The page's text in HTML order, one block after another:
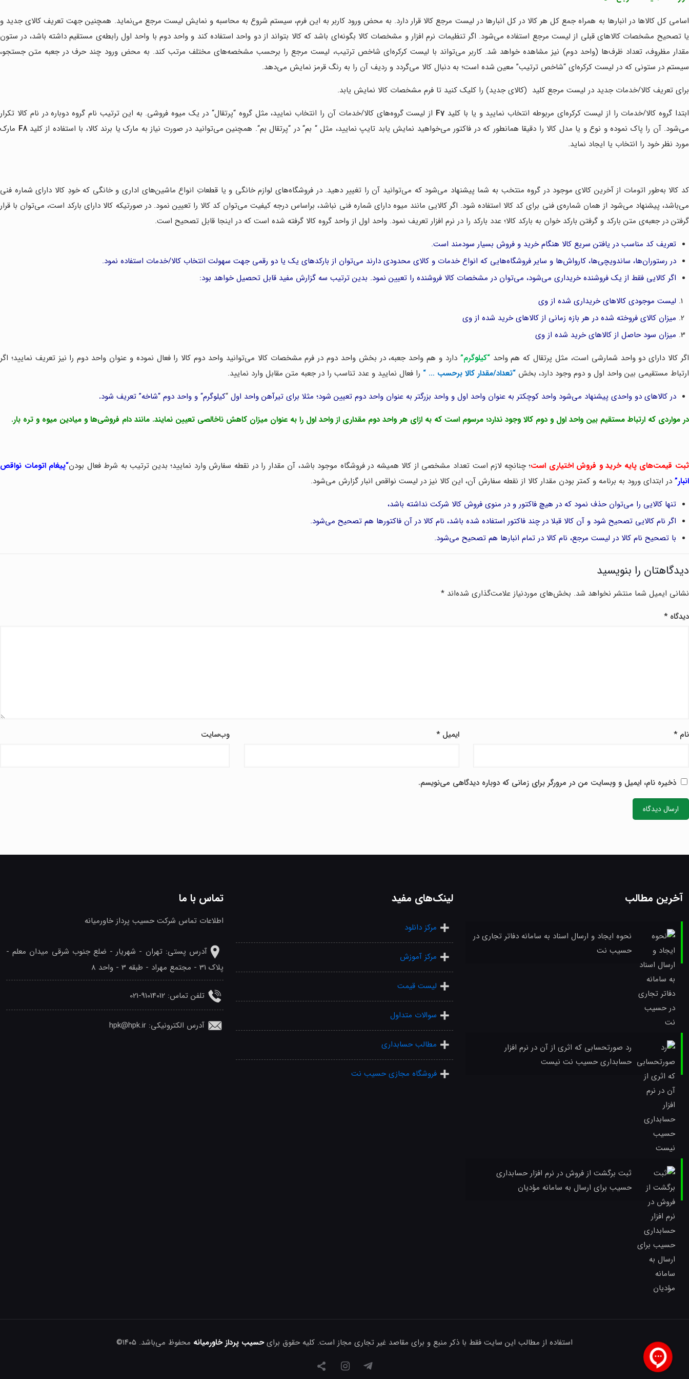
اسامی کل کالاها در انبارها به همراه جمع کل هر کالا در کل انبارها در لیست مرجع کالا قرار دارد. به محض ورود کاربر به این فرم، سیستم شروع به محاسبه و نمایش لیست مرجع می‌نماید. همچنین جهت تعریف کالای جدید و
یا تصحیح مشخصات کالاهای قبلی از لیست مرجع استفاده می‌شود. اگر تنظیمات نرم افزار و مشخصات کالا بگونه‌ای باشد که کالا بتواند از دو واحد استفاده کند و واحد دوم با واحد اول رابطه‌ی مستقیم داشته باشد، در ستون
مقدار مظروف، تعداد ظرف‌ها (واحد دوم) نیز مشاهده خواهد شد. کاربر می‌تواند با لیست کرکره‌ای شاخص ترتیب، لیست مرجع را برحسب مشخصه‌های مختلف مرتب کند. به محض ورود چند حرف در جعبه متن جستجو،
سیستم در ستونی که در لیست کرکره‌ای “شاخص ترتیب” معین شده است؛ به دنبال کالا می‌گردد و ردیف آن را به رنگ قرمز نمایش می‌دهد.
برای تعریف کالا/خدمات جدید در لیست مرجع کلید (کالای جدید) را کلیک کنید تا فرم مشخصات کالا نمایش یابد.
ابتدا گروه کالا/خدمات را از لیست کرکره‌ای مربوطه انتخاب نمایید و یا با کلید
از لیست گروه‌های کالا/خدمات آن را انتخاب نمایید، مثل گروه“پرتقال“ در یک میوه فروشی. به این ترتیب نام گروه دوباره در نام کالا تکرار
می‌شود. آن را پاک نموده و نوع و یا مدل کالا را دقیقا همانطور که در فاکتور می‌خواهید نمایش یابد تایپ نمایید، مثل“ بم“در “پرتقال بم“. همچنین می‌توانید در صورت نیاز به مارک یا برند کالا، با استفاده از کلیدF8 مارک
مورد نظر خود را انتخاب یا ایجاد نماید.
کد کالا به‌طور اتومات از آخرین کالای موجود در گروه منتخب به شما پیشنهاد می‌شود که می‌توانید آن را تغییر دهید. در فروشگاه‌های لوازم خانگی و یا قطعاتِ انواع ماشین‌های اداری و خانگی که خودِ کالا دارای شماره فنی
می‌باشد، پیشنهاد می‌شود از همان شماره‌ی فنی برای کد کالا استفاده شود. اگر کالایی مانند میوه دارای شماره فنی نباشد، براساس درجه کیفیت می‌توان کد کالا را تعیین نمود. در صورتیکه کالا دارای بارکد است، می‌توان با قرار
گرفتن در جعبه‌ی متن بارکد و گرفتن بارکد خوان به بارکد کالا؛ عدد بارکد را در نرم افزار تعریف نمود. واحد اول از واحد گروه کالا گرفته شده است که در اینجا قابل تصحیح است.
تعریف کد مناسب در یافتن سریع کالا هنگام خرید و فروش بسیار سودمند است.
در رستوران‌ها، ساندویچی‌ها، کارواش‌ها و سایر فروشگاه‌هایی که انواع خدمات و کالای محدودی دارند می‌توان از بارکدهای یک یا دو رقمی جهت سهولت انتخاب کالا/خدمات استفاده نمود.
اگر کالایی فقط از یک فروشنده خریداری می‌شود، می‌توان در مشخصات کالا فروشنده را تعیین نمود. بدین ترتیب سه گزارش مفید قابل تحصیل خواهد بود:
لیست موجودی کالاهای خریداری شده از وی
میزان کالای فروخته شده در هر بازه زمانی از کالاهای خرید شده از وی
میزان سود حاصل از کالاهای خرید شده از وی
اگر کالا دارای دو واحد شمارشی است، مثل پرتقال که هم واحد“کیلوگرم” دارد و هم واحد جعبه، در بخش واحد دوم در فرم مشخصات کالا می‌توانید واحد دوم کالا را فعال نموده و عنوان واحد دوم را نیز تعریف نمایید؛ اگر
ارتباط مستقیمی بین واحد اول و دوم وجود دارد، بخش “تعداد/مقدار کالا برحسب … “ را فعال نمایید و عدد تناسب را در جعبه متن مقابل وارد نمایید.
در کالاهای دو واحدی پیشنهاد می‌شود واحد کوچکتر به عنوان واحد اول و واحد بزرگتر به عنوان واحد دوم تعیین شود؛ مثلا برای تیرآهن واحد اول “کیلوگرم“ و واحد دوم “شاخه” تعریف شود.
در مواردی‌ که ارتباط مستقیم بین واحد اول و دوم کالا وجود ندارد؛ مرسوم است که به ازای هر واحد دوم مقداری از واحد اول را به عنوان میزان کاهش ناخالصی تعیین نمایند. مانند دام فروشی‌ها و میادین میوه و تره بار.
ثبت قیمت‌های پایه خرید و فروش اختیاری است؛ چنانچه لازم است تعداد مشخصی از کالا همیشه در فروشگاه موجود باشد، آن مقدار را در نقطه سفارش وارد نمایید؛ بدین ترتیب به شرط فعال بودن“پیغام اتومات نواقص
انبار” در ابتدای ورود به برنامه و کمتر بودن مقدار کالا از نقطه سفارش آن، این کالا نیز در لیست نواقص انبار گزارش می‌شود.
تنها کالایی را می‌توان حذف نمود که در هیچ فاکتور و در منوی فروش کالا شرکت نداشته باشد،
اگر نام کالایی تصحیح شود و آن کالا قبلا در چند فاکتور استفاده شده باشد، نام کالا در آن فاکتورها هم تصحیح می‌شود.
با تصحیح نام کالا در لیست مرجع، نام کالا در تمام انبارها هم تصحیح می‌شود.
دیدگاهتان را بنویسید
نشانی ایمیل شما منتشر نخواهد شد. بخش‌های موردنیاز علامت‌گذاری شده‌اند *
دیدگاه*
نام* ایمیل* وب‌سایت
ذخیره نام، ایمیل و وبسایت من در مرورگر برای زمانی که دوباره دیدگاهی می‌نویسم.
آخرین مطالب
نحوه ایجاد و ارسال اسناد به سامانه دفاتر تجاری در
حسیب نت
رد صورتحسابی که اثری از آن در نرم افزار
حسابداری حسیب نت نیست
ثبت برگشت از فروش در نرم افزار حسابداری
حسیب برای ارسال به سامانه مؤدیان
لینک‌های مفید
مرکز دانلود
مرکز آموزش
لیست قیمت
سوالات متداول
مطالب حسابداری
فروشگاه مجازی حسیب نت
تماس با ما
اطلاعات تماس شرکت حسیب پرداز خاورمیانه
آدرس پستی: تهران - شهريار - ضلع جنوب شرقی میدان معلم -
پلاک 31 - مجتمع مهراد - طبقه 3 - واحد 8
تلفن‌ تماس: 91014012-021
آدرس الکترونیکی: hpk@hpk.ir
استفاده از مطالب این سایت فقط با ذکر منبع و برای مقاصد غیر تجاری مجاز است. کلیه حقوق برایحسیب پرداز خاورمیانه محفوظ می‌باشد. ۱۴۰۵©